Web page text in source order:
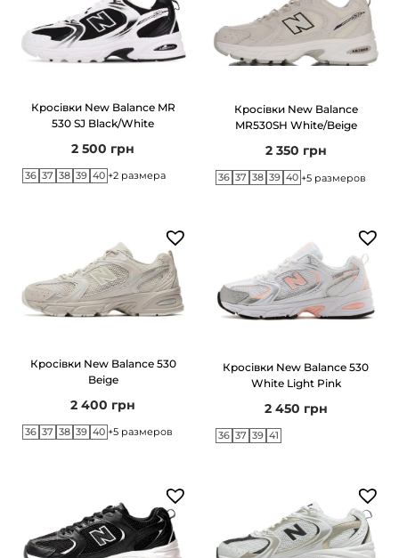
Кросівки New Balance MR
530 SJ Black/White
2 500 грн
36 37 38 39 40 +2 размера
Кросівки New Balance
MR530SH White/Beige
2 350 грн
36 37 38 39 40 +5 размеров
Кросівки New Balance 530
Beige
2 400 грн
36 37 38 39 40 +5 размеров
Кросівки New Balance 530
White Light Pink
2 450 грн
36 37 39 41